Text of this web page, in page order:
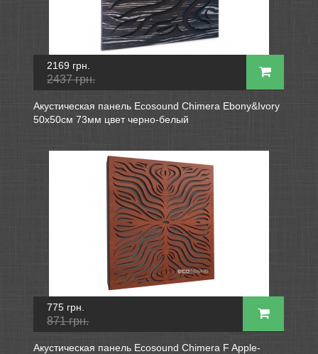
2169 грн.
2437 грн.
Акустическая панель Ecosound Chimera Ebony&Ivory
50x50см 73мм цвет черно-белый
775 грн.
871 грн.
Акустическая панель Ecosound Chimera F Apple-